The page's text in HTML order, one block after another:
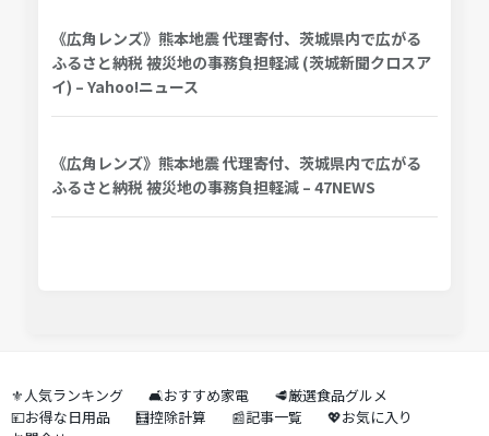
《広角レンズ》熊本地震 代理寄付、茨城県内で広がる
ふるさと納税 被災地の事務負担軽減 (茨城新聞クロスア
イ) – Yahoo!ニュース
《広角レンズ》熊本地震 代理寄付、茨城県内で広がる
ふるさと納税 被災地の事務負担軽減 – 47NEWS
⚜️人気ランキング 🛋️おすすめ家電
🥩厳選食品グルメ
💴お得な日用品
🧮控除計算 📰記事一覧
💖お気に入り